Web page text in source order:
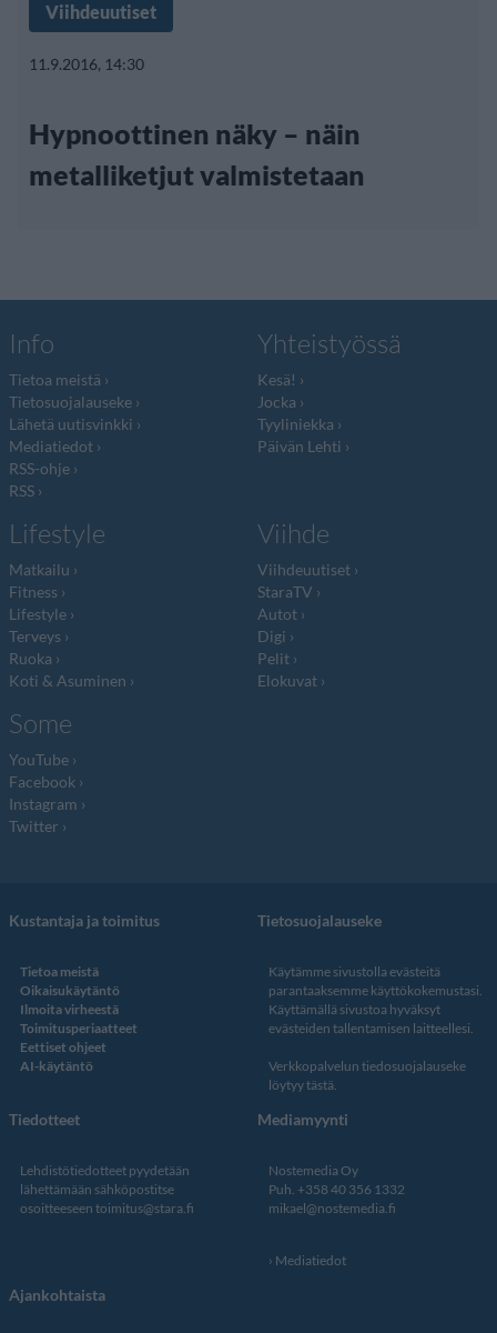
Viihdeuutiset
11.9.2016, 14:30
Hypnoottinen näky – näin
metalliketjut valmistetaan
Info
Tietoa meistä
Tietosuojalauseke
Lähetä uutisvinkki
Mediatiedot
RSS-ohje
RSS
Yhteistyössä
Kesä!
Jocka
Tyyliniekka
Päivän Lehti
Lifestyle
Matkailu
Fitness
Lifestyle
Terveys
Ruoka
Koti & Asuminen
Viihde
Viihdeuutiset
StaraTV
Autot
Digi
Pelit
Elokuvat
Some
YouTube
Facebook
Instagram
Twitter
Kustantaja ja toimitus
Tietoa meistä
Oikaisukäytäntö
Ilmoita virheestä
Toimitusperiaatteet
Eettiset ohjeet
AI-käytäntö
Tietosuojalauseke
Käytämme sivustolla evästeitä
parantaaksemme käyttökokemustasi.
Käyttämällä sivustoa hyväksyt
evästeiden tallentamisen laitteellesi.
Verkkopalvelun tiedosuojalauseke
löytyy tästä
Tiedotteet
Lehdistötiedotteet pyydetään
lähettämään sähköpostitse
osoitteeseen toimitus@stara.fi
Mediamyynti
Nostemedia Oy
Puh. +358 40 356 1332
mikael@nostemedia.fi
Mediatiedot
Ajankohtaista